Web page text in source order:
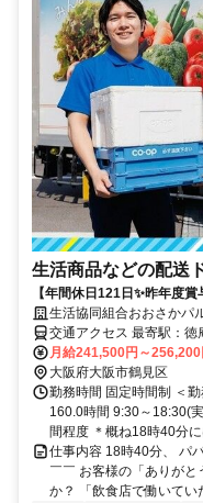
生活商品などの配送
【年間休日121日✨️昨年度
り！9時半勤務開始！残業な
生活協同組合おおさかパ
月給241,500円～256,200
大阪府大阪市鶴見区
勤務時間 固定時間制 ＜
160.0時間 9:30～18:30(
間程度 ＊概ね18時40分
仕事内容 18時40分、 パ
￣￣ お客様の「ありが
か？ 「飲食店で働いてい